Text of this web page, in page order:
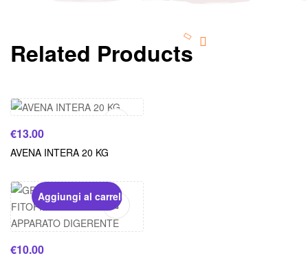
Related Products
€13.00
AVENA INTERA 20 KG
Aggiungi al carrello
€10.00